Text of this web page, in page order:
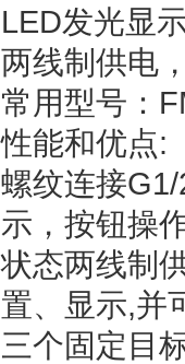
LED发光显
两线制供电
常用型号：
性能和优点:
螺纹连接
示，按钮操
状态两线制
置、显示,并
三个固定目